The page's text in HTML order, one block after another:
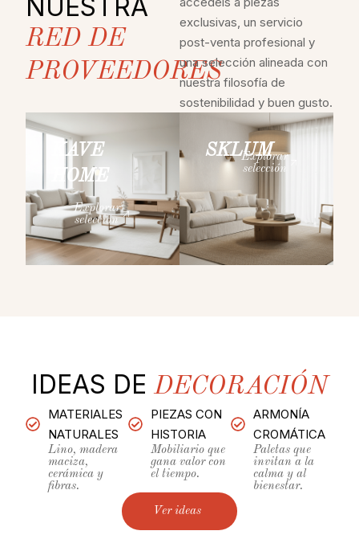
NUESTRA
RED DE
PROVEEDORES
exclusivas, un servicio
post-venta profesional y
una selección alineada con
nuestra filosofía de
sostenibilidad y buen gusto.
KAVE
HOME
Explorar
selección
SKLUM
Explorar
selección
IDEAS DE DECORACIÓN
MATERIALES
NATURALES
Lino, madera
maciza,
cerámica y
fibras.
PIEZAS CON
HISTORIA
Mobiliario que
gana valor con
el tiempo.
ARMONÍA
CROMÁTICA
Paletas que
invitan a la
calma y al
bienestar.
Ver ideas